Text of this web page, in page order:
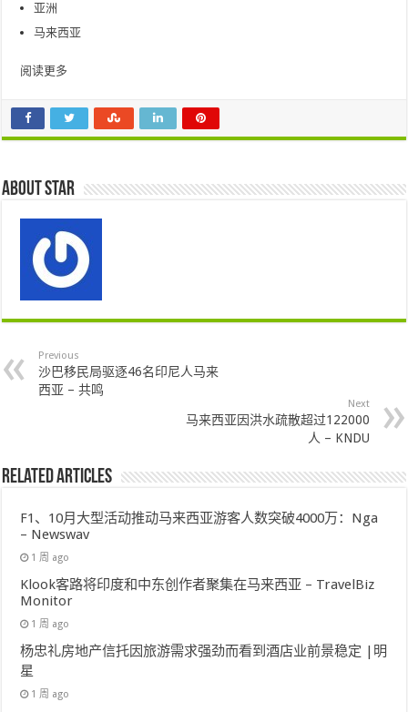
亚洲
马来西亚
阅读更多
About star
Previous
沙巴移民局驱逐46名印尼人马来
西亚 – 共鸣
Next
马来西亚因洪水疏散超过122000
人 – KNDU
Related Articles
F1、10月大型活动推动马来西亚游客人数突破4000万：Nga
– Newswav
1 周 ago
Klook客路将印度和中东创作者聚集在马来西亚 – TravelBiz
Monitor
1 周 ago
杨忠礼房地产信托因旅游需求强劲而看到酒店业前景稳定 |明
星
1 周 ago